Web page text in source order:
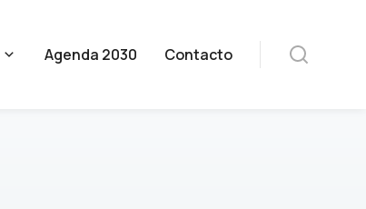
Agenda 2030 Contacto